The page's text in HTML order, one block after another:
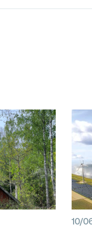
10/